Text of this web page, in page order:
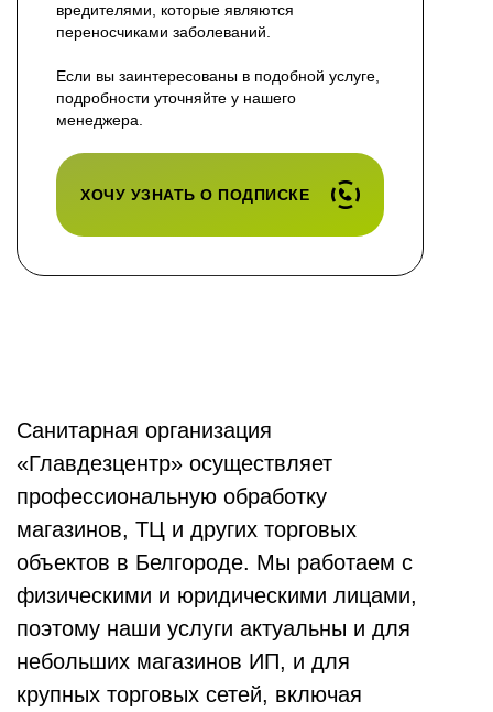
вредителями, которые являются
переносчиками заболеваний.
Если вы заинтересованы в подобной услуге,
подробности уточняйте у нашего
менеджера.
ХОЧУ УЗНАТЬ О ПОДПИСКЕ
Санитарная организация
«Главдезцентр» осуществляет
профессиональную обработку
магазинов, ТЦ и других торговых
объектов в Белгороде. Мы работаем с
физическими и юридическими лицами,
поэтому наши услуги актуальны и для
небольших магазинов ИП, и для
крупных торговых сетей, включая